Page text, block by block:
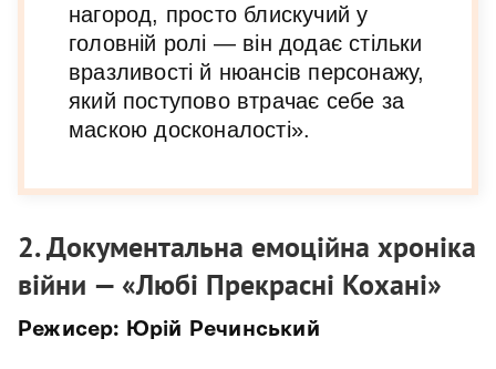
нагород, просто блискучий у
головній ролі — він додає стільки
вразливості й нюансів персонажу,
який поступово втрачає себе за
маскою досконалості».
2. Документальна емоційна хроніка
війни — «Любі Прекрасні Кохані»
Режисер: Юрій Речинський